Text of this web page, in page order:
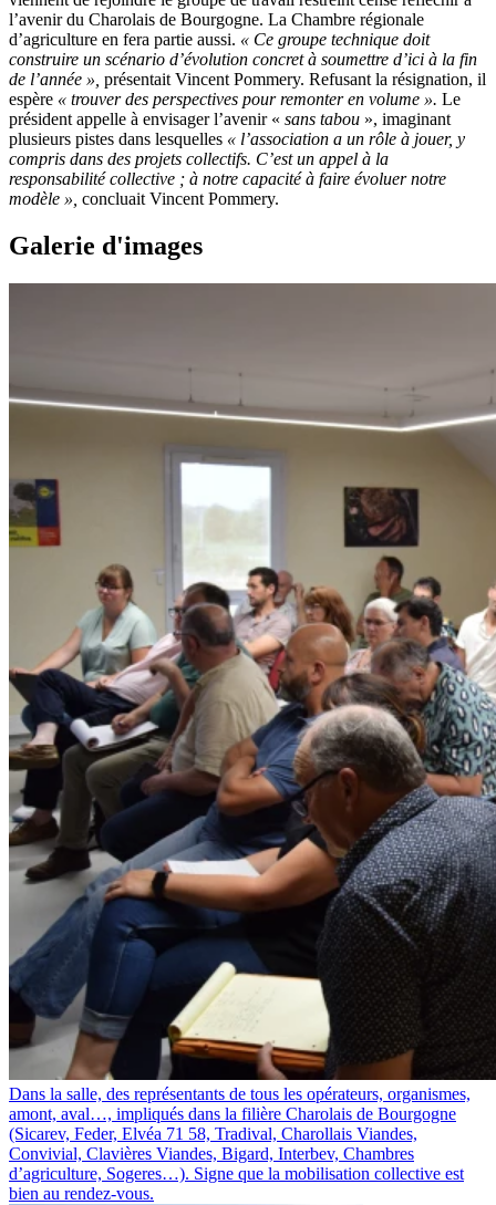
l’avenir du Charolais de Bourgogne. La Chambre régionale
d’agriculture en fera partie aussi. « Ce groupe technique doit
construire un scénario d’évolution concret à soumettre d’ici à la fin
de l’année », présentait Vincent Pommery. Refusant la résignation, il
espère « trouver des perspectives pour remonter en volume ». Le
président appelle à envisager l’avenir « sans tabou », imaginant
plusieurs pistes dans lesquelles « l’association a un rôle à jouer, y
compris dans des projets collectifs. C’est un appel à la
responsabilité collective ; à notre capacité à faire évoluer notre
modèle », concluait Vincent Pommery.
Galerie d'images
Dans la salle, des représentants de tous les opérateurs, organismes,
amont, aval…, impliqués dans la filière Charolais de Bourgogne
(Sicarev, Feder, Elvéa 71 58, Tradival, Charollais Viandes,
Convivial, Clavières Viandes, Bigard, Interbev, Chambres
d’agriculture, Sogeres…). Signe que la mobilisation collective est
bien au rendez-vous.